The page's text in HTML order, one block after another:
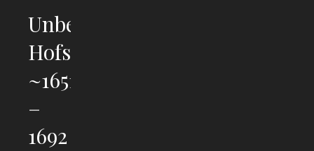
Unbebaute
Hofstatt,
~1651
–
1692